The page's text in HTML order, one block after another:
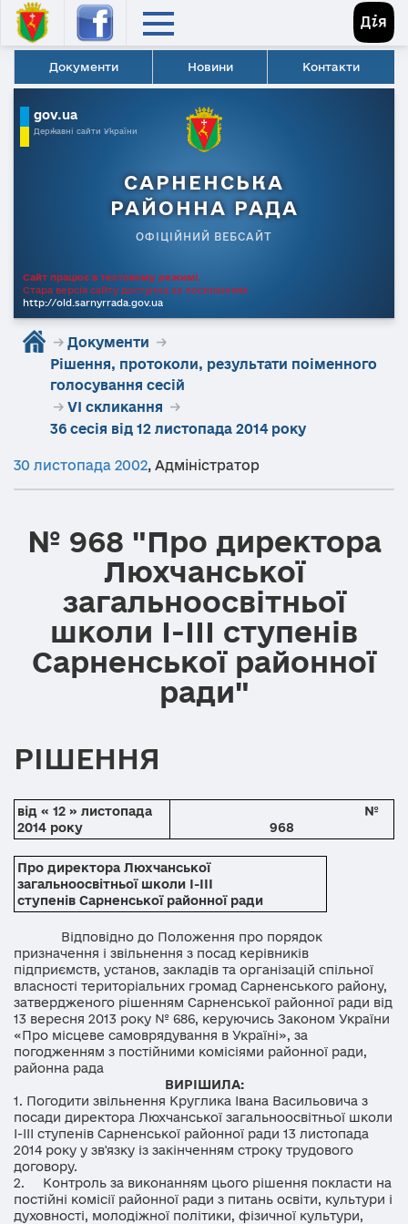
Документи Новини Контакти
gov.ua
Державні сайти України
САРНЕНСЬКА
РАЙОННА РАДА
ОФІЦІЙНИЙ ВЕБСАЙТ
Сайт працює в тестовому режимі.
Стара версія сайту доступна за посиланням
http://old.sarnyrrada.gov.ua
→ Документи →
Рішення, протоколи, результати поіменного
голосування сесій
→ VI скликання →
36 сесія від 12 листопада 2014 року
30 листопада 2002, Адміністратор
№ 968 "Про директора
Люхчанської
загальноосвітньої
школи І-ІІІ ступенів
Сарненської районної
ради"
РІШЕННЯ
від « 12 » листопада
2014 року
№
968
Про директора Люхчанської
загальноосвітньої школи І-ІІІ
ступенів Сарненської районної ради
Відповідно до Положення про порядок
призначення і звільнення з посад керівників
підприємств, установ, закладів та організацій спільної
власності територіальних громад Сарненського району,
затвердженого рішенням Сарненської районної ради від
13 вересня 2013 року № 686, керуючись Законом України
«Про місцеве самоврядування в Україні», за
погодженням з постійними комісіями районної ради,
районна рада
ВИРІШИЛА:
1. Погодити звільнення Круглика Івана Васильовича з
посади директора Люхчанської загальноосвітньої школи
І-ІІІ ступенів Сарненської районної ради 13 листопада
2014 року у зв'язку із закінченням строку трудового
договору.
2.
Контроль за виконанням цього рішення покласти на
постійні комісії районної ради з питань освіти, культури і
духовності, молодіжної політики, фізичної культури,